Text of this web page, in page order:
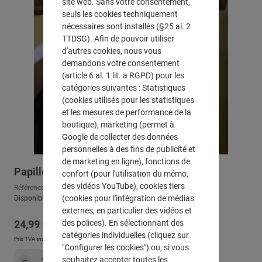
Papillon LED "Shine"
Référence : 771157
Disponible, délai de livraison : env. 2-3 jours ouvrables
Prix régulier :
24,99 €
Prix TVA incluse, en sus Frais d'expédition
Quantité de produit : Entrez la quantité
seuls les cookies techniquement
nécessaires sont installés (§25 al. 2
TTDSG). Afin de pouvoir utiliser
d'autres cookies, nous vous
demandons votre consentement
(article 6 al. 1 lit. a RGPD) pour les
catégories suivantes : Statistiques
(cookies utilisés pour les statistiques
et les mesures de performance de la
boutique), marketing (permet à
Google de collecter des données
personnelles à des fins de publicité et
de marketing en ligne), fonctions de
confort (pour l'utilisation du mémo,
des vidéos YouTube), cookies tiers
(cookies pour l'intégration de médias
externes, en particulier des vidéos et
des polices). En sélectionnant des
catégories individuelles (cliquez sur
"Configurer les cookies") ou, si vous
souhaitez accepter toutes les